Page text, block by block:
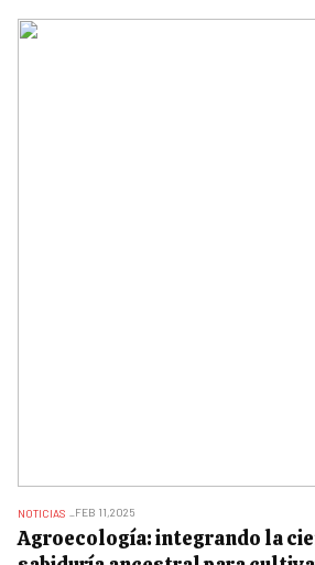
NOTICIAS FEB 11,2025
Agroecología: integrando la